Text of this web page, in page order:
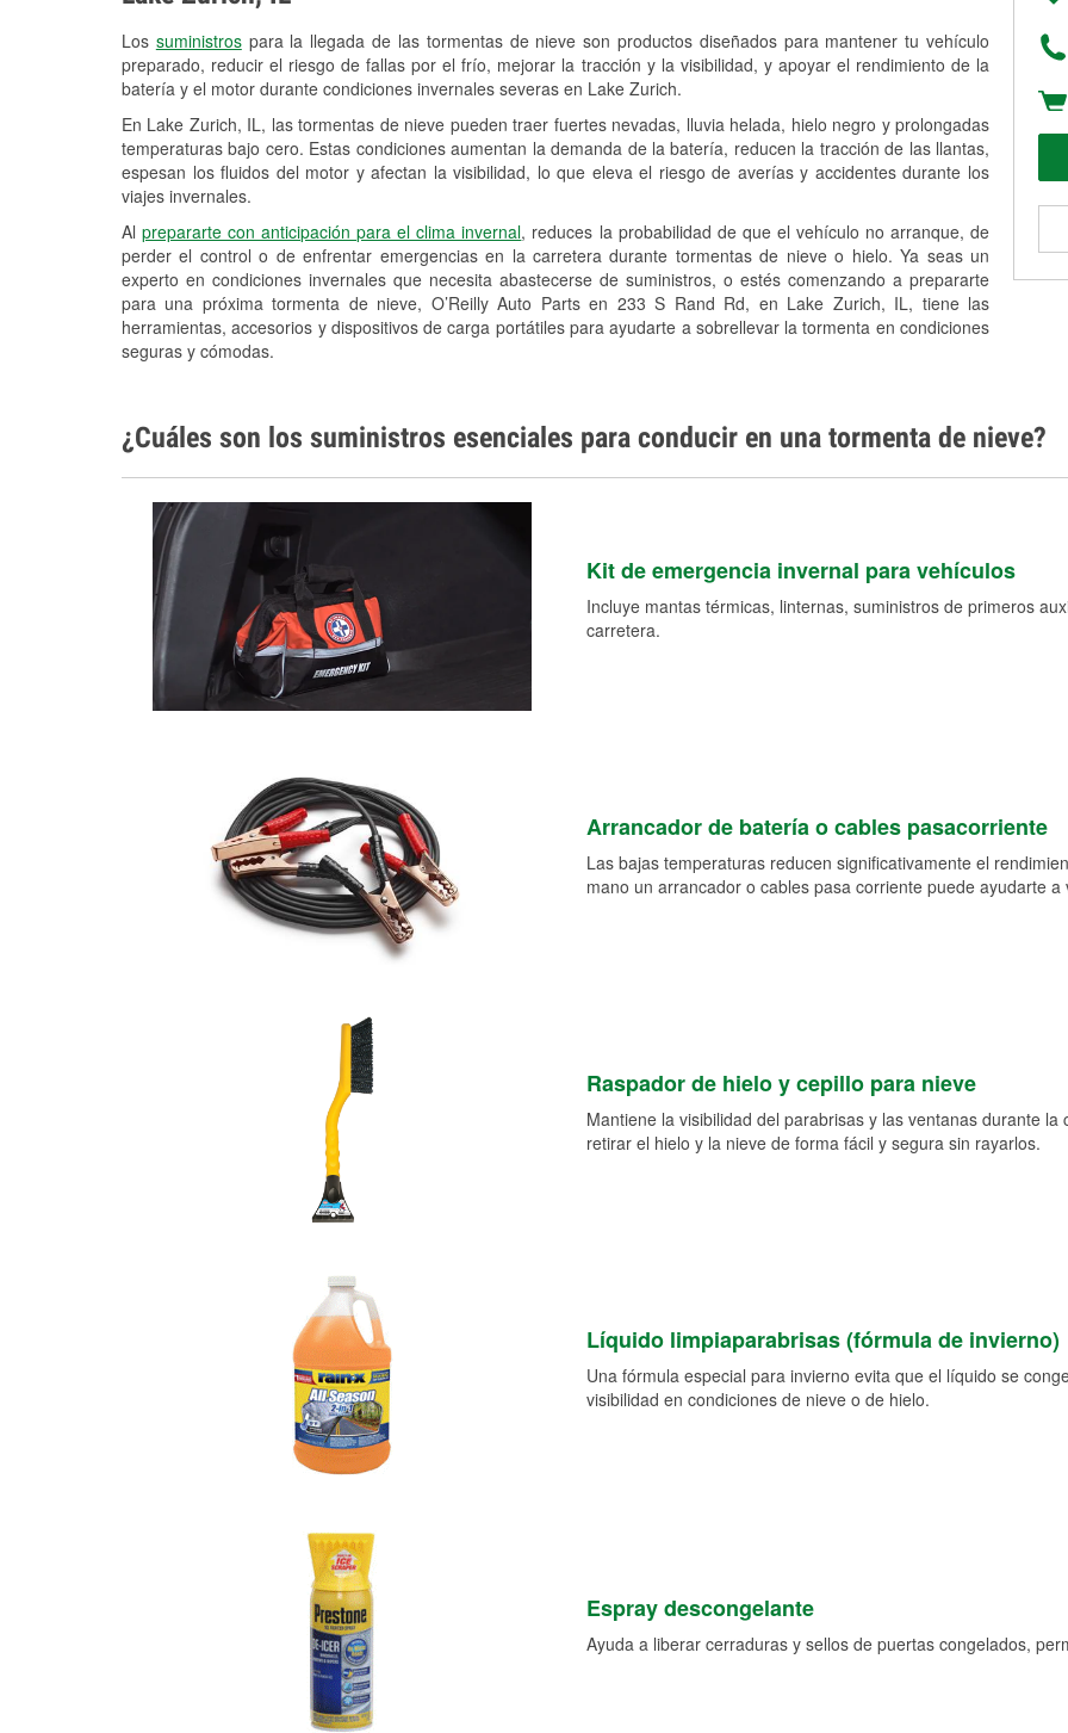
Los suministrospara la llegada de las tormentas de nieve son productos diseñados para mantener tu vehículo
preparado, reducir el riesgo de fallas por el frío, mejorar la tracción y la visibilidad, y apoyar el rendimiento de la
batería y el motor durante condiciones invernales severas en Lake Zurich.
En Lake Zurich, IL, las tormentas de nieve pueden traer fuertes nevadas, lluvia helada, hielo negro y prolongadas
temperaturas bajo cero. Estas condiciones aumentan la demanda de la batería, reducen la tracción de las llantas,
espesan los fluidos del motor y afectan la visibilidad, lo que eleva el riesgo de averías y accidentes durante los
viajes invernales.
Alprepararte con anticipación para el clima invernal, reduces la probabilidad de que el vehículo no arranque, de
perder el control o de enfrentar emergencias en la carretera durante tormentas de nieve o hielo. Ya seas un
experto en condiciones invernales que necesita abastecerse de suministros, o estés comenzando a prepararte
para una próxima tormenta de nieve, O’Reilly Auto Parts en 233 S Rand Rd, en Lake Zurich, IL, tiene las
herramientas, accesorios y dispositivos de carga portátiles para ayudarte a sobrellevar la tormenta en condiciones
seguras y cómodas.
¿Cuáles son los suministros esenciales para conducir en una tormenta de nieve?
Kit de emergencia invernal para vehículos
Incluye mantas térmicas, linternas, suministros de primeros
carretera.
Arrancador de batería o cables pasacorriente
Las bajas temperaturas reducen significativamente el
mano un arrancador o cables pasa corriente puede ayudarte
Raspador de hielo y cepillo para nieve
Mantiene la visibilidad del parabrisas y las ventanas durante
retirar el hielo y la nieve de forma fácil y segura sin rayarlos.
Líquido limpiaparabrisas (fórmula de invierno)
Una fórmula especial para invierno evita que el líquido se
visibilidad en condiciones de nieve o de hielo.
Espray descongelante
Ayuda a liberar cerraduras y sellos de puertas congelados,